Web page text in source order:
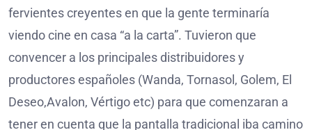
fervientes creyentes en que la gente terminaría
viendo cine en casa “a la carta”. Tuvieron que
convencer a los principales distribuidores y
productores españoles (Wanda, Tornasol, Golem, El
Deseo,Avalon, Vértigo etc) para que comenzaran a
tener en cuenta que la pantalla tradicional iba camino